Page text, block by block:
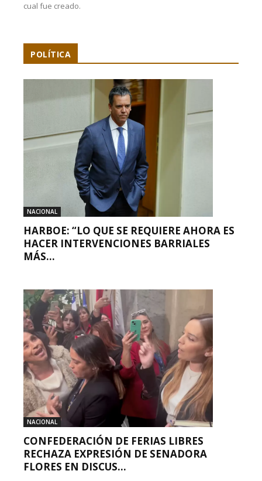
cual fue creado.
POLÍTICA
NACIONAL
HARBOE: “LO QUE SE REQUIERE AHORA ES
HACER INTERVENCIONES BARRIALES
MÁS...
NACIONAL
CONFEDERACIÓN DE FERIAS LIBRES
RECHAZA EXPRESIÓN DE SENADORA
FLORES EN DISCUS...